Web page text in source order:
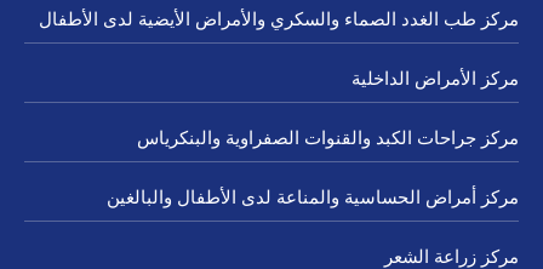
مركز طب الغدد الصماء والسكري والأمراض الأيضية لدى الأطفال
مركز الأمراض الداخلية
مركز جراحات الكبد والقنوات الصفراوية والبنكرياس
مركز أمراض الحساسية والمناعة لدى الأطفال والبالغين
مركز زراعة الشعر